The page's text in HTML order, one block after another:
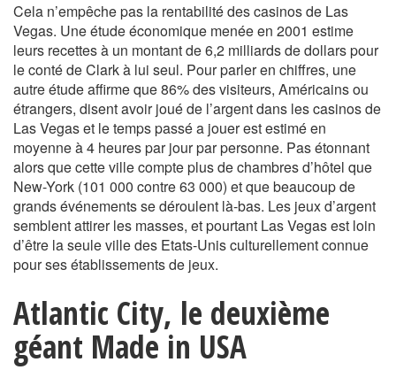
Cela n’empêche pas la rentabilité des casinos de Las
Vegas. Une étude économique menée en 2001 estime
leurs recettes à un montant de 6,2 milliards de dollars pour
le conté de Clark à lui seul. Pour parler en chiffres, une
autre étude affirme que 86% des visiteurs, Américains ou
étrangers, disent avoir joué de l’argent dans les casinos de
Las Vegas et le temps passé a jouer est estimé en
moyenne à 4 heures par jour par personne. Pas étonnant
alors que cette ville compte plus de chambres d’hôtel que
New-York (101 000 contre 63 000) et que beaucoup de
grands événements se déroulent là-bas. Les jeux d’argent
semblent attirer les masses, et pourtant Las Vegas est loin
d’être la seule ville des Etats-Unis culturellement connue
pour ses établissements de jeux.
Atlantic City, le deuxième
géant Made in USA